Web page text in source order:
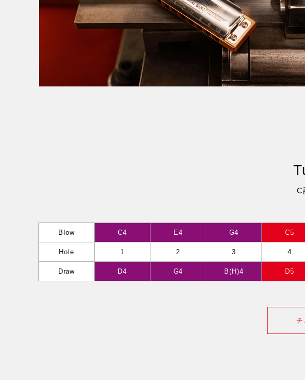
C
Blow C4 E4 G4 C5
Hole 1 2 3 4
Draw D4 G4 B(H)4 D5
チ